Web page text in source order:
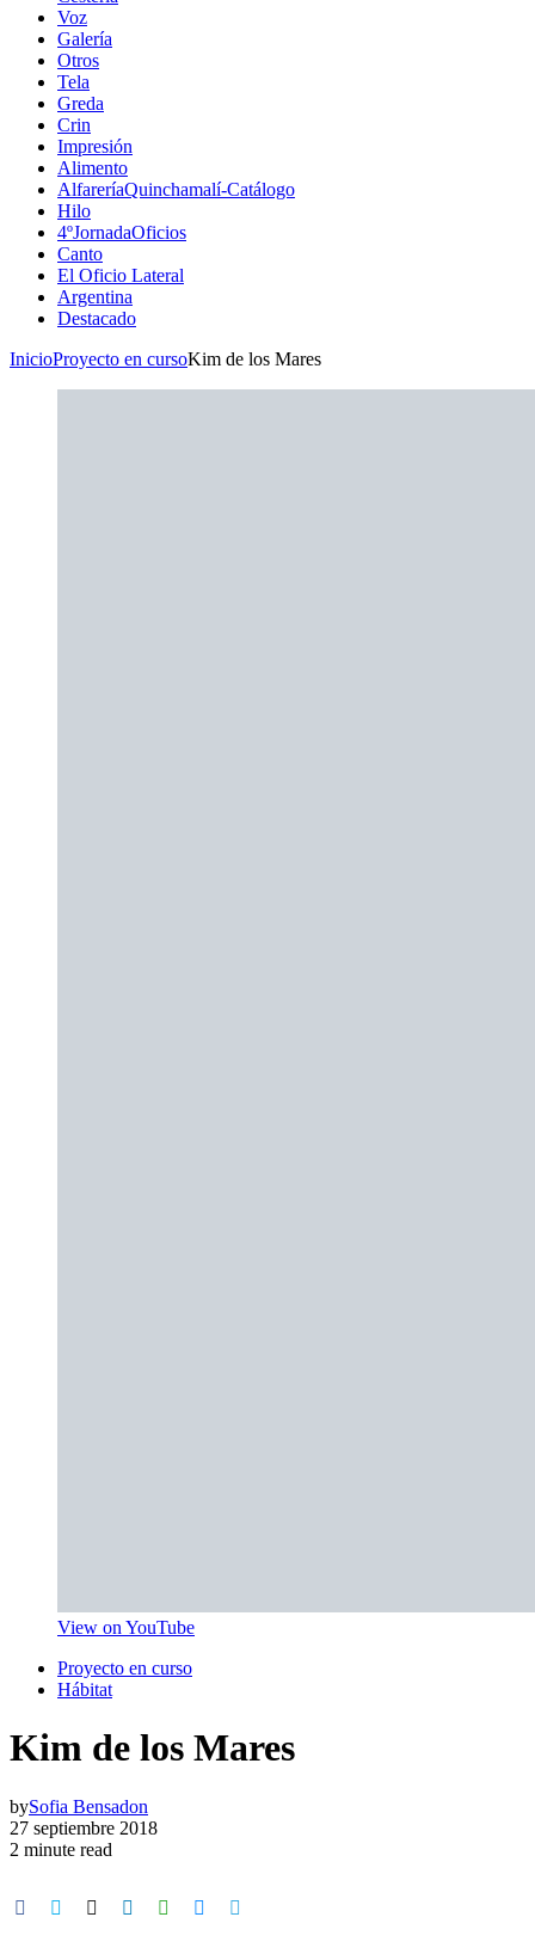
Voz
Galería
Otros
Tela
Greda
Crin
Impresión
Alimento
AlfareríaQuinchamalí-Catálogo
Hilo
4ºJornadaOficios
Canto
El Oficio Lateral
Argentina
Destacado
InicioProyecto en cursoKim de los Mares
View on YouTube
Proyecto en curso
Hábitat
Kim de los Mares
bySofia Bensadon
27 septiembre 2018
2 minute read